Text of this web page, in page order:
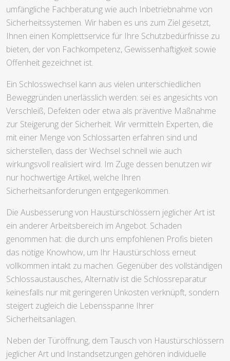
umfängliche Fachberatung wie auch Inbetriebnahme von
Sicherheitssystemen. Wir haben es uns zum Ziel gesetzt,
Ihnen einen Komplettservice für Ihre Schutzbedürfnisse zu
bieten, der von Fachkompetenz, Gewissenhaftigkeit sowie
Offenheit gezeichnet ist.
Ein Schlosswechsel kann aus vielen unterschiedlichen
Beweggründen unerlässlich werden: sei es angesichts von
Verschleiß, Defekten oder etwa als präventive Maßnahme
zur Steigerung der Sicherheit. Wir vermitteln Experten, die
mit einer Menge von Schlossarten erfahren sind und
sicherstellen, dass der Wechsel schnell wie auch
wirkungsvoll realisiert wird. Im Zuge dessen benutzen wir
nur hochwertige Artikel, welche Ihren
Sicherheitsanforderungen entgegenkommen.
Die Ausbesserung von Haustürschlössern jeglicher Art ist
ein anderer Arbeitsbereich im Angebot. Schaden
genommen hat: die durch uns empfohlenen Profis bieten
das nötige Knowhow, um Ihr Haustürschloss erneut
vollkommen intakt zu machen. Gegenüber des vollständigen
Schlossaustausches, Alternativ ist die Schlossreparatur
keinesfalls nur mit geringeren Unkosten verknüpft, sondern
steigert zugleich die Lebensspanne Ihrer
Sicherheitsanlagen.
Neben der Türöffnung, dem Tausch von Haustürschlössern
jeglicher Art und Instandsetzungen gehören individuelle